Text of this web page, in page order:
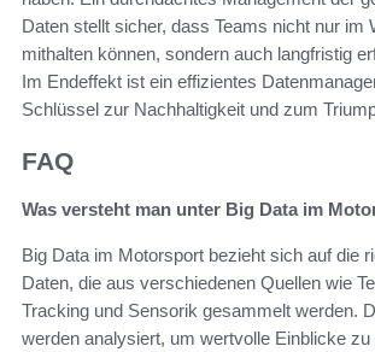
Daten stellt sicher, dass Teams nicht nur im
mithalten können, sondern auch langfristig
Im Endeffekt ist ein effizientes
Schlüssel zur Nachhaltigkeit und zum
FAQ
Was versteht man unter Big Data im
Big Data im Motorsport bezieht sich auf die
Daten, die aus verschiedenen Quellen wie
Tracking und Sensorik gesammelt werden.
werden analysiert, um wertvolle Einblicke zu